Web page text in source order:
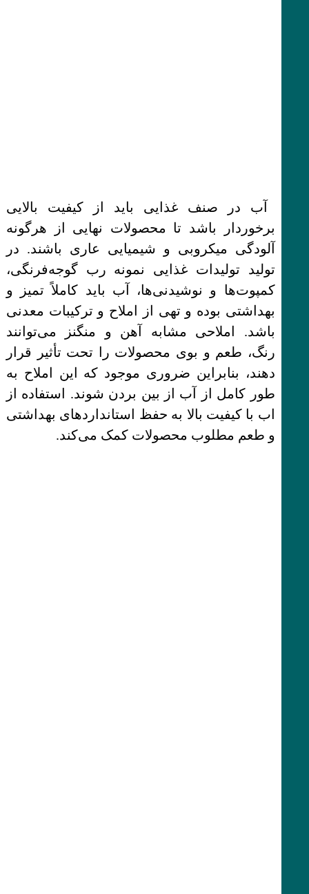
آب در صنف غذایی باید از کیفیت بالایی
برخوردار باشد تا محصولات نهایی از هرگونه
آلودگی میکروبی و شیمیایی عاری باشند. در
تولید تولیدات غذایی نمونه رب گوجه‌فرنگی،
کمپوت‌ها و نوشیدنی‌ها، آب باید کاملاً تمیز و
بهداشتی بوده و تهی از املاح و ترکیبات معدنی
باشد. املاحی مشابه آهن و منگنز می‌توانند
رنگ، طعم و بوی محصولات را تحت تأثیر قرار
دهند، بنابراین ضروری موجود که این املاح به
طور کامل از آب از بین بردن شوند. استفاده از
اب با کیفیت بالا به حفظ استانداردهای بهداشتی
و طعم مطلوب محصولات کمک می‌کند.